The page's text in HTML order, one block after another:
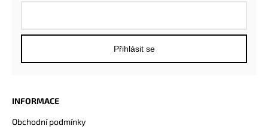
INFORMACE
Obchodní podmínky
Přihlásit se